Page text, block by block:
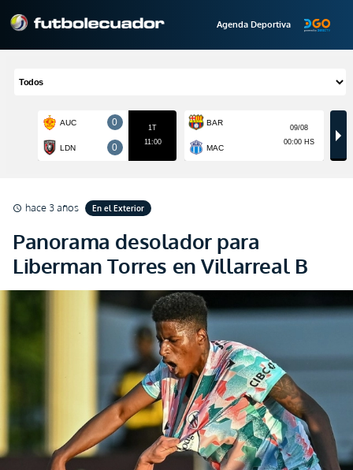
Agenda Deportiva
schedule hace 3 años En el Exterior
Panorama desolador para
Liberman Torres en Villarreal B